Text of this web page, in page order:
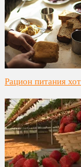
Рацион питания